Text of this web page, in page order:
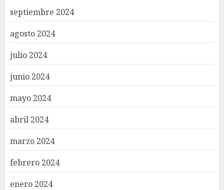
septiembre 2024
agosto 2024
julio 2024
junio 2024
mayo 2024
abril 2024
marzo 2024
febrero 2024
enero 2024